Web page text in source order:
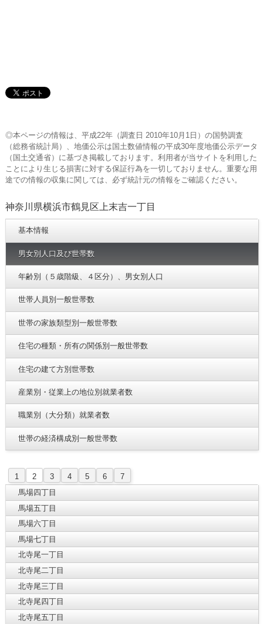
◎本ページの情報は、平成22年（調査日 2010年10月1日）の国勢調査
（総務省統計局）、地価公示は国土数値情報の平成30年度地価公示データ
（国土交通省）に基づき掲載しております。利用者が当サイトを利用した
ことにより生じる損害に対する保証行為を一切しておりません。重要な用
途での情報の収集に関しては、必ず統計元の情報をご確認ください。
神奈川県横浜市鶴見区上末吉一丁目
基本情報
男女別人口及び世帯数
年齢別（５歳階級、４区分）、男女別人口
世帯人員別一般世帯数
世帯の家族類型別一般世帯数
住宅の種類・所有の関係別一般世帯数
住宅の建て方別世帯数
産業別・従業上の地位別就業者数
職業別（大分類）就業者数
世帯の経済構成別一般世帯数
1 2 3 4 5 6
7
馬場四丁目
馬場五丁目
馬場六丁目
馬場七丁目
北寺尾一丁目
北寺尾二丁目
北寺尾三丁目
北寺尾四丁目
北寺尾五丁目